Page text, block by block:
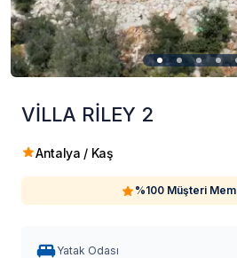
VİLLA RİLEY 2
Antalya / Kaş
%100 Müşteri
Yatak Odası